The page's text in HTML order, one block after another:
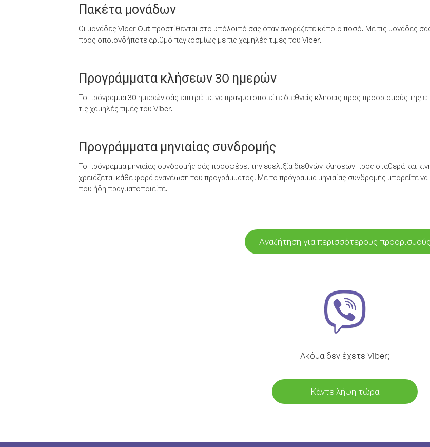
Πακέτα μονάδων
Οι μονάδες Viber Out προστίθενται στο υπόλοιπό σας όταν αγοράζετε κάποιο ποσό. Με τις μονάδες
προς οποιονδήποτε αριθμό παγκοσμίως με τις χαμηλές τιμές του Viber.
Προγράμματα κλήσεων 30 ημερών
Το πρόγραμμα 30 ημερών σάς επιτρέπει να πραγματοποιείτε διεθνείς κλήσεις προς προορισμούς της
τις χαμηλές τιμές του Viber.
Προγράμματα μηνιαίας συνδρομής
Το πρόγραμμα μηνιαίας συνδρομής σάς προσφέρει την ευελιξία διεθνών κλήσεων προς σταθερά και
χρειάζεται κάθε φορά ανανέωση του προγράμματος. Με το πρόγραμμα μηνιαίας συνδρομής μπορείτε να
που ήδη πραγματοποιείτε.
Αναζήτηση για περισσότερους προορισμούς
Ακόμα δεν έχετε Viber;
Κάντε λήψη τώρα